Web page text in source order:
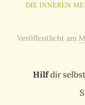
DIE INNEREN
Veröffentlicht am
Hilfdir